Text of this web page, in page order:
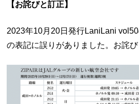
【お詫びと訂正】
2023年10月20日発行LaniLani
の表記に誤りがありました。お詫び